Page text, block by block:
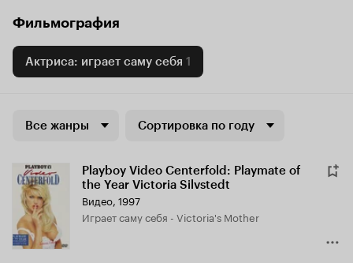
Фильмография
Актриса: играет саму себя 1
Все жанры Сортировка по году
Playboy Video Centerfold: Playmate of
the Year Victoria Silvstedt
Видео, 1997
играет саму себя - Victoria's Mother